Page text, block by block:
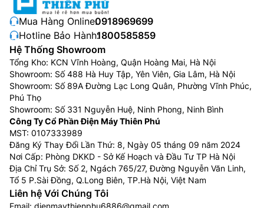
Mua Hàng Online:0918969699
Hotline Bảo Hành:1800585859
Hệ Thống Showroom
Tổng Kho: KCN Vĩnh Hoàng, Quận Hoàng Mai, Hà Nội
Showroom: Số 488 Hà Huy Tập, Yên Viên, Gia Lâm, Hà Nội
Showroom: Số 89A Đường Lạc Long Quân, Phường Vĩnh Phúc,
Phú Thọ
Showroom: Số 331 Nguyễn Huệ, Ninh Phong, Ninh Bình
Công Ty Cổ Phần Điện Máy Thiên Phú
MST: 0107333989
Đăng Ký Thay Đổi Lần Thứ: 8, Ngày 05 tháng 09 năm 2024
Nơi Cấp: Phòng DKKD - Sở Kế Hoạch và Đầu Tư TP Hà Nội
Địa Chỉ Trụ Sở: Số 2, Ngách 765/27, Đường Nguyễn Văn Linh,
Tổ 5 P.Sài Đồng, Q.Long Biên, TP.Hà Nội, Việt Nam
Liên hệ Với Chúng Tôi